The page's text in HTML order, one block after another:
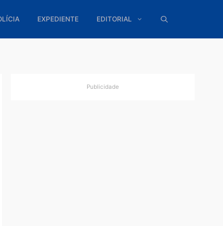
POLÍCIA EXPEDIENTE EDITORIAL